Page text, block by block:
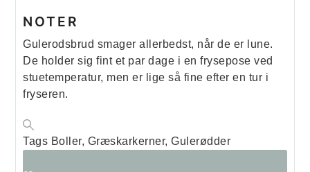
NOTER
Gulerodsbrud smager allerbedst, når de er lune.
De holder sig fint et par dage i en frysepose ved
stuetemperatur, men er lige så fine efter en tur i
fryseren.
Tags Boller, Græskarkerner, Gulerødder